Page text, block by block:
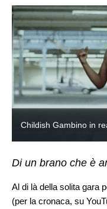
Childish Gambino in
Di un brano che è
Al di là della solita gara
(per la cronaca, su